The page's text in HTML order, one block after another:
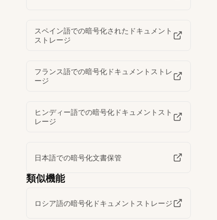
スペイン語での暗号化されたドキュメント
ストレージ
フランス語での暗号化ドキュメントストレ
ージ
ヒンディー語での暗号化ドキュメントスト
レージ
日本語での暗号化文書保管
類似機能
ロシア語の暗号化ドキュメントストレージ